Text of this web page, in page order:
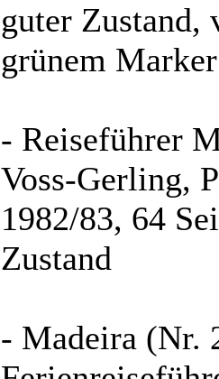
guter Zustand,
grünem
- Reiseführer
Voss-Gerling,
1982/83, 64
Zustand
- Madeira (Nr.